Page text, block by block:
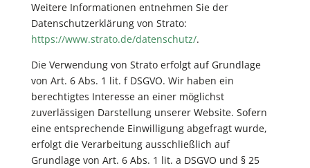
Weitere Informationen entnehmen Sie der
Datenschutzerklärung von Strato:
https://www.strato.de/datenschutz/.
Die Verwendung von Strato erfolgt auf Grundlage
von Art. 6 Abs. 1 lit. f DSGVO. Wir haben ein
berechtigtes Interesse an einer möglichst
zuverlässigen Darstellung unserer Website. Sofern
eine entsprechende Einwilligung abgefragt wurde,
erfolgt die Verarbeitung ausschließlich auf
Grundlage von Art. 6 Abs. 1 lit. a DSGVO und § 25